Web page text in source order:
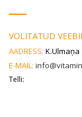
VOLITATUD
AADRESS: K.Ulmaņa
E-MAIL:
Telli: